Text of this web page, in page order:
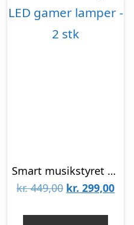
Smart musikstyret LED gamer lamper – 2 stk
kr.449,00 Den
kr. 299,00Den